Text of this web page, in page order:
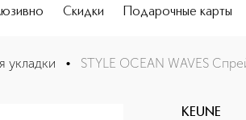
Скидки Подарочные карты
укладки • STYLE OCEAN WAVES
KEUNE